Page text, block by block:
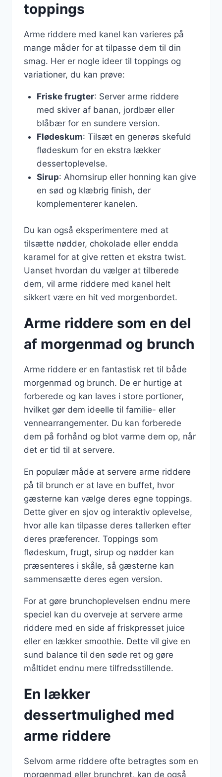
toppings
Arme riddere med kanel kan varieres på
mange måder for at tilpasse dem til din
smag. Her er nogle ideer til toppings og
variationer, du kan prøve:
Friske frugter: Server arme riddere
med skiver af banan, jordbær eller
blåbær for en sundere version.
Flødeskum: Tilsæt en generøs skefuld
flødeskum for en ekstra lækker
dessertoplevelse.
Sirup: Ahornsirup eller honning kan give
en sød og klæbrig finish, der
komplementerer kanelen.
Du kan også eksperimentere med at
tilsætte nødder, chokolade eller endda
karamel for at give retten et ekstra twist.
Uanset hvordan du vælger at tilberede
dem, vil arme riddere med kanel helt
sikkert være en hit ved morgenbordet.
Arme riddere som en del
af morgenmad og brunch
Arme riddere er en fantastisk ret til både
morgenmad og brunch. De er hurtige at
forberede og kan laves i store portioner,
hvilket gør dem ideelle til familie- eller
vennearrangementer. Du kan forberede
dem på forhånd og blot varme dem op, når
det er tid til at servere.
En populær måde at servere arme riddere
på til brunch er at lave en buffet, hvor
gæsterne kan vælge deres egne toppings.
Dette giver en sjov og interaktiv oplevelse,
hvor alle kan tilpasse deres tallerken efter
deres præferencer. Toppings som
flødeskum, frugt, sirup og nødder kan
præsenteres i skåle, så gæsterne kan
sammensætte deres egen version.
For at gøre brunchoplevelsen endnu mere
speciel kan du overveje at servere arme
riddere med en side af friskpresset juice
eller en lækker smoothie. Dette vil give en
sund balance til den søde ret og gøre
måltidet endnu mere tilfredsstillende.
En lækker
dessertmulighed med
arme riddere
Selvom arme riddere ofte betragtes som en
morgenmad eller brunchret, kan de også